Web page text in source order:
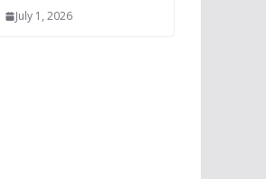
July 1, 2026